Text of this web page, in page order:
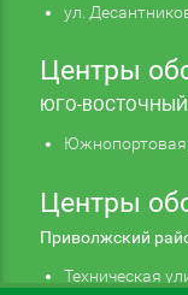
ул.
Центры
ЮГО-
Южнопортовая
Центры
Приволжский
Техническая